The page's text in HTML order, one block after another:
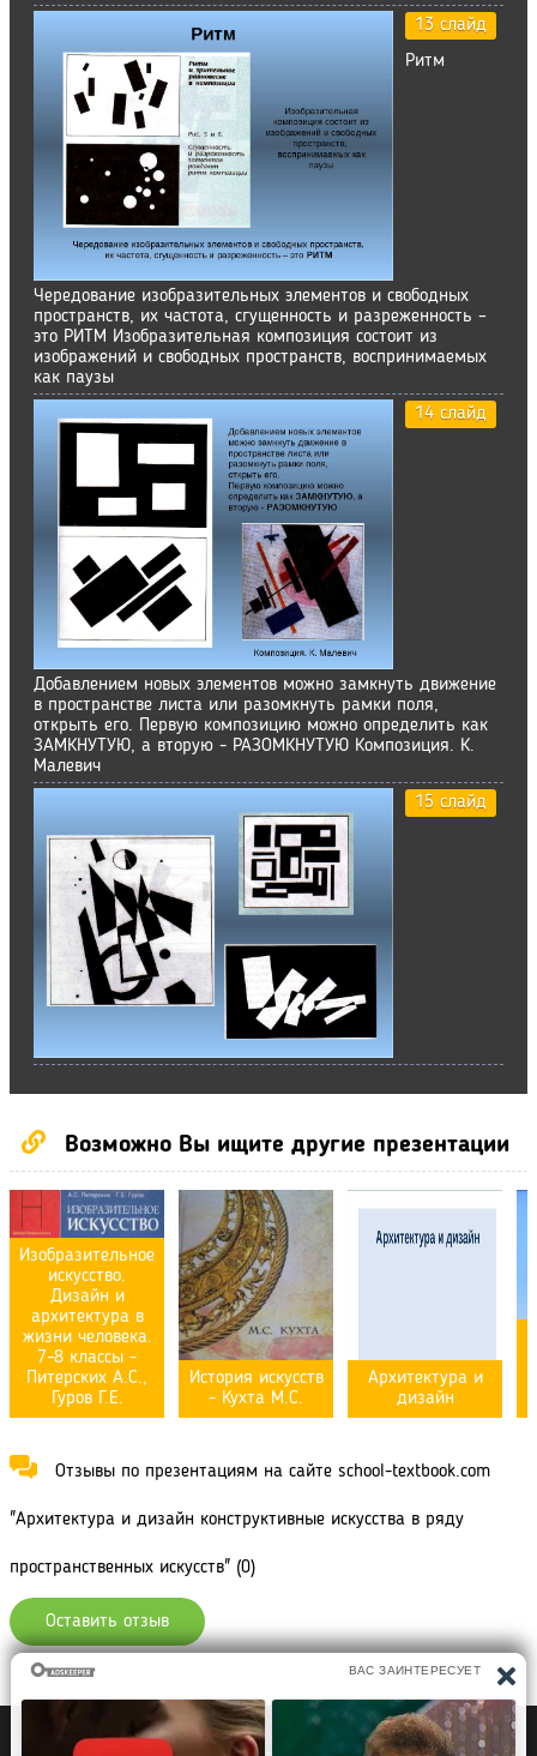
13 слайд
Ритм
Чередование изобразительных элементов и свободных
пространств, их частота, сгущенность и разреженность –
это РИТМ Изобразительная композиция состоит из
изображений и свободных пространств, воспринимаемых
как паузы
14 слайд
Добавлением новых элементов можно замкнуть движение
в пространстве листа или разомкнуть рамки поля,
открыть его. Первую композицию можно определить как
ЗАМКНУТУЮ, а вторую - РАЗОМКНУТУЮ Композиция. К.
Малевич
15 слайд
Возможно Вы ищите другие презентации
Изобразительное
искусство.
Дизайн и
архитектура в
жизни человека.
7-8 классы -
Питерских А.С.,
Гуров Г.Е.
История искусств
- Кухта М.С.
Архитектура и
дизайн
Отзывы по презентациям на сайте school-textbook.com
"Архитектура и дизайн конструктивные искусства в ряду
пространственных искусств" (0)
Оставить отзыв